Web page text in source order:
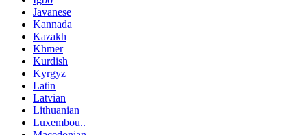
Javanese
Kannada
Kazakh
Khmer
Kurdish
Kyrgyz
Latin
Latvian
Lithuanian
Luxembou..